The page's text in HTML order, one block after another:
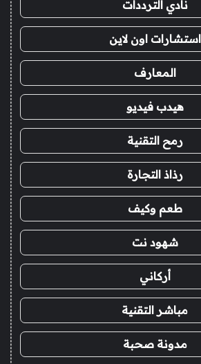
نادي الترددات
استشارات اون لاين
المعارف
هيدب فيديو
رمح التقنية
رذاذ التجارة
طعم وكيف
شهود نت
أركاني
مباشر التقنية
مدونة صحبة